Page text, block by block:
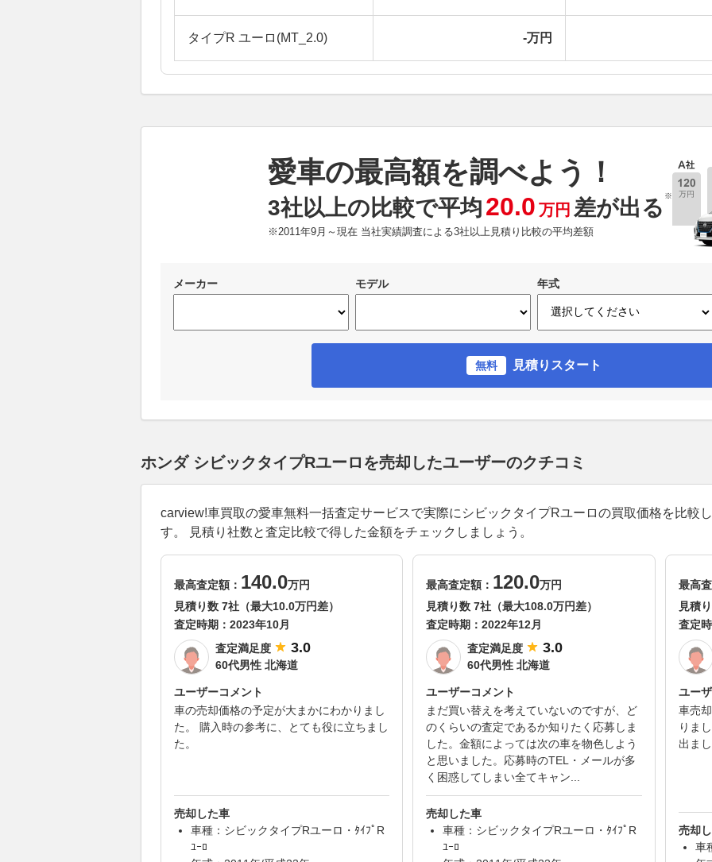
タイプR ユーロ(MT_2.0) -万円
愛車の最高額を調べよう！
3社以上の比較で平均20.0 万円 差が出る ※
※2011年9月～現在 当社実績調査による3社以上見積り比較の平均差額
メーカー モデル 年式
無料 見積りスタート
ホンダ シビックタイプRユーロを売却したユーザーのクチコミ
carview!車買取の愛車無料一括査定サービスで実際にシビックタイプRユーロの買取価格を比較
す。 見積り社数と査定比較で得した金額をチェックしましょう。
最高査定額： 140.0万円
見積り数 7社（最大10.0万円差）
査定時期： 2023年10月
査定満足度
3.0
60代男性 北海道
ユーザーコメント
車の売却価格の予定が大まかにわかりまし
た。 購入時の参考に、とても役に立ちまし
た。
売却した車
車種：シビックタイプRユーロ・ﾀｲﾌﾟR
ﾕｰﾛ
最高査定額： 120.0万円
見積り数 7社（最大108.0万円差）
査定時期：2022年12月
査定満足度
3.0
60代男性 北海道
ユーザーコメント
まだ買い替えを考えていないのですが、ど
のくらいの査定であるか知りたく応募しま
した。金額によっては次の車を物色しよう
と思いました。応募時のTEL・メールが多
く困惑してしまい全てキャン...
売却した車
車種：シビックタイプRユーロ・ﾀｲﾌﾟR
ﾕｰﾛ
最高
見積
査定
ユー
車売
りま
出ま
売却
車